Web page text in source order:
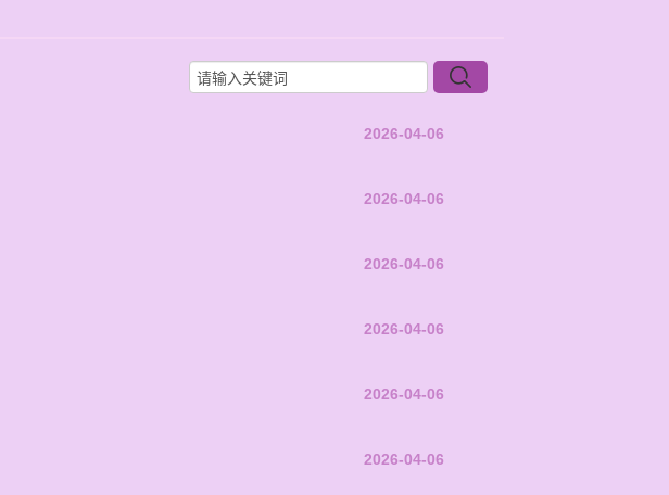
2026-04-06
2026-04-06
2026-04-06
2026-04-06
2026-04-06
2026-04-06